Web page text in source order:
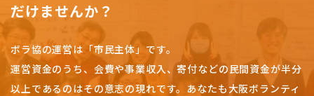
だけませんか？
ボラ協の運営は「市民主体」です。
運営資金のうち、会費や事業収入、寄付などの民間資金が半分
以上であるのはその意志の現れです。 あなたも大阪ボランティ